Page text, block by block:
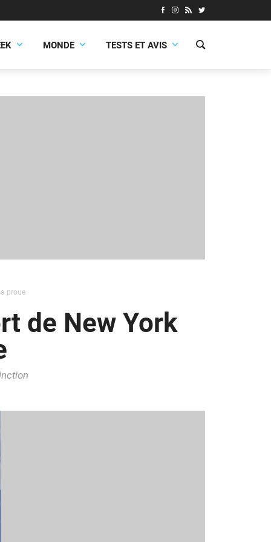
MONDE TESTS ET AVIS
proue
de New York